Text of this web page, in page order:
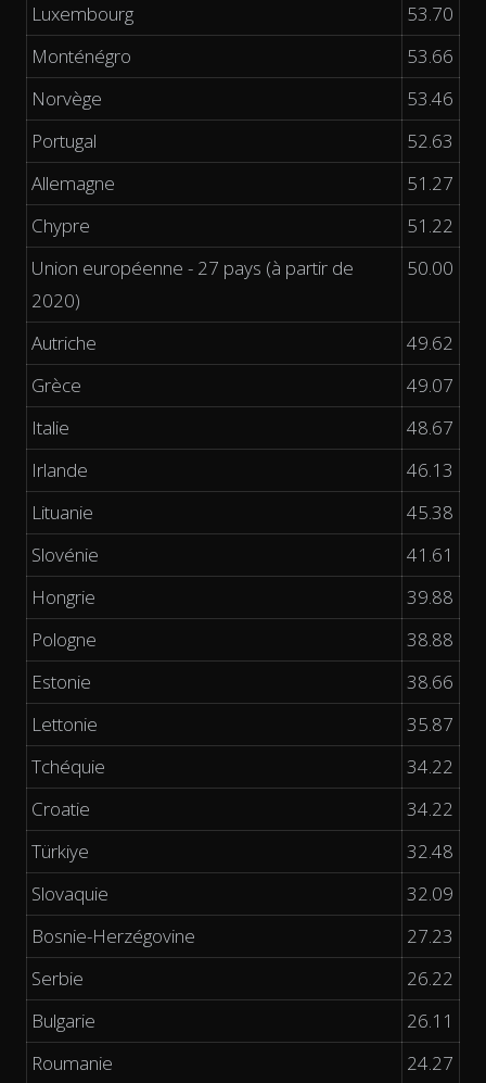
Luxembourg
53.70
Monténégro
53.66
Norvège
53.46
Portugal
52.63
Allemagne
51.27
Chypre
51.22
Union européenne - 27 pays (à partir de
2020)
50.00
Autriche
49.62
Grèce
49.07
Italie
48.67
Irlande
46.13
Lituanie
45.38
Slovénie
41.61
Hongrie
39.88
Pologne
38.88
Estonie
38.66
Lettonie
35.87
Tchéquie
34.22
Croatie
34.22
Türkiye
32.48
Slovaquie
32.09
Bosnie-Herzégovine
27.23
Serbie
26.22
Bulgarie
26.11
Roumanie
24.27